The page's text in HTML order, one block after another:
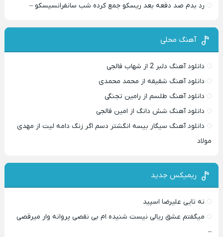
رد بدم صد دفعه بعد ریسکو جمع کرده شب سانفرانسیسکو –
آهنگ محلی
دانلود آهنگ دلبر 2 از شهاب فالجی
دانلود آهنگ شقیقه از محمد محمدی
دانلود آهنگ طلسم از رامین تجنگی
دانلود آهنگ شش دانگ از امین فالجی
دانلود آهنگ سیگار بیسه انگشتر دسم اگر زنگ دامه لیت از مهدی
مولاد
ریمیکس جدید
نه تایی علیرضا اسپید
میگفتم عشق ریالی نیست شنیده ام بی نقصی پروانه وار میرقصی
–